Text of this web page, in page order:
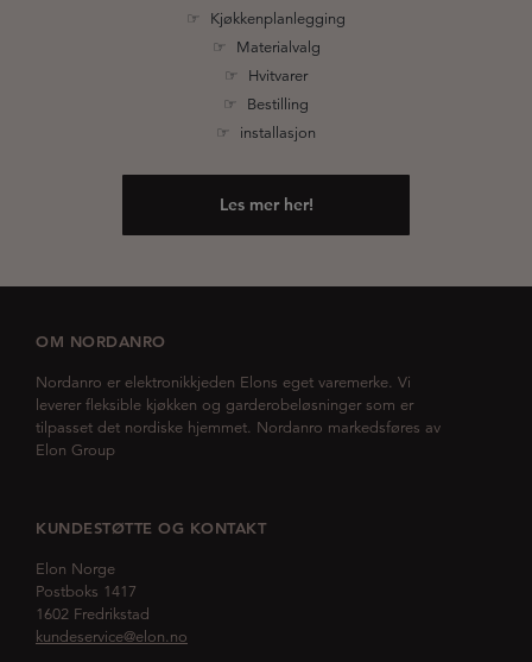
☞ Kjøkkenplanlegging
☞ Materialvalg
☞ Hvitvarer
☞ Bestilling
☞ installasjon
Les mer her!
OM NORDANRO
Nordanro er elektronikkjeden Elons eget varemerke. Vi
leverer fleksible kjøkken og garderobeløsninger som er
tilpasset det nordiske hjemmet. Nordanro markedsføres av
Elon Group
KUNDESTØTTE OG KONTAKT
Elon Norge
Postboks 1417
1602 Fredrikstad
kundeservice@elon.no